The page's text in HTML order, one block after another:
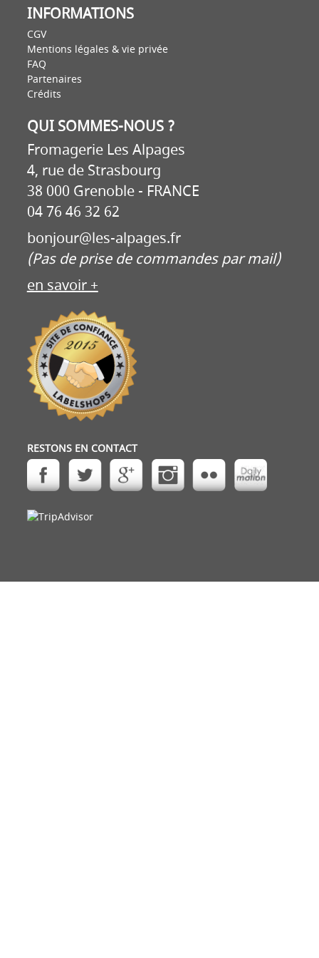
INFORMATIONS
CGV
Mentions légales & vie privée
FAQ
Partenaires
Crédits
QUI SOMMES-NOUS ?
Fromagerie Les Alpages
4, rue de Strasbourg
38 000 Grenoble - FRANCE
04 76 46 32 62
bonjour@les-alpages.fr
(Pas de prise de commandes par mail)
en savoir +
RESTONS EN CONTACT